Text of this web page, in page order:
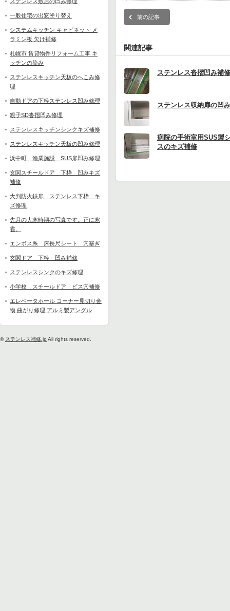
一般住宅の出窓塗り替え
システムキッチン キャビネット メ
ラミン板 欠け補修
札幌市 賃貸物件リフォーム工事 キ
ッチンの染み
ステンレスキッチン天板のへこみ修
理
自動ドアの下枠ステンレス凹み修理
親子SD沓摺凹み修理
ステンレスキッチンシンクキズ補修
ステンレスキッチン天板の凹み修理
浜中町 漁業施設 SUS扉凹み修理
玄関スチールドア 下枠 凹みキズ
補修
大判防火鉄扉 ステンレス下枠 キ
ズ修理
先月の大寒時期の写真です。正に寒
雀。
エンボス系 床長尺シート 穴塞ぎ
玄関ドア 下枠 凹み補修
ステンレスシンクのキズ修理
小学校 スチールドア ビス穴補修
エレベータホール コーナー見切り金
物 曲がり修理 アルミ製アングル
© ステンレス補修.jp All rights reserved.
前の記事
関連記事
ステンレス沓摺凹み補修
ステンレス収納扉の凹
病院の手術室用SUS製
スのキズ補修